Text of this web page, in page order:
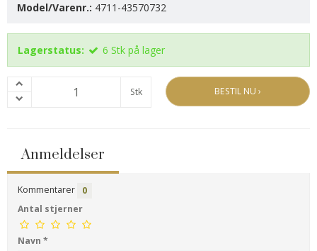
Model/Varenr.: 4711-43570732
Lagerstatus: 6 Stk på lager
Stk BESTIL NU ›
Anmeldelser
Kommentarer
0
Antal stjerner
Navn *